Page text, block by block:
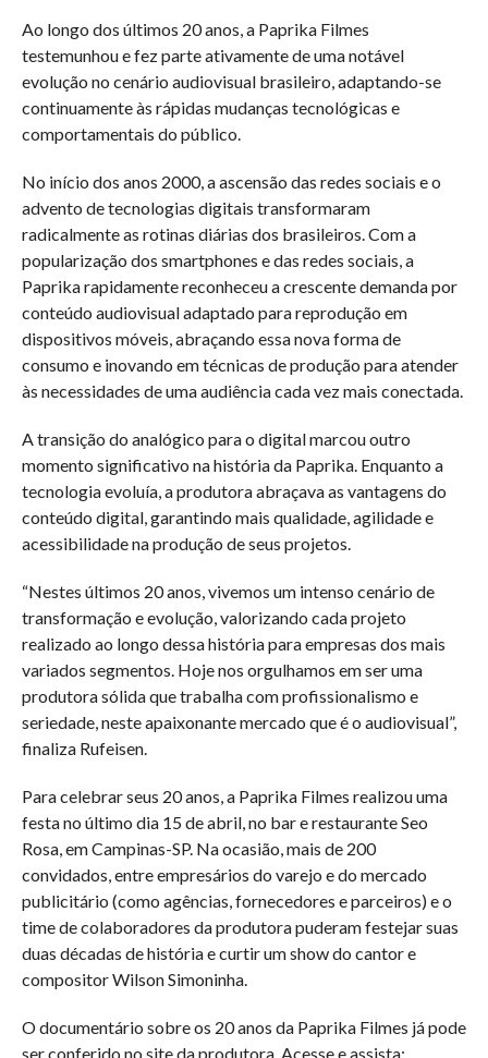
Ao longo dos últimos 20 anos, a Paprika Filmes
testemunhou e fez parte ativamente de uma notável
evolução no cenário audiovisual brasileiro, adaptando-se
continuamente às rápidas mudanças tecnológicas e
comportamentais do público.
No início dos anos 2000, a ascensão das redes sociais e o
advento de tecnologias digitais transformaram
radicalmente as rotinas diárias dos brasileiros. Com a
popularização dos smartphones e das redes sociais, a
Paprika rapidamente reconheceu a crescente demanda por
conteúdo audiovisual adaptado para reprodução em
dispositivos móveis, abraçando essa nova forma de
consumo e inovando em técnicas de produção para atender
às necessidades de uma audiência cada vez mais conectada.
A transição do analógico para o digital marcou outro
momento significativo na história da Paprika. Enquanto a
tecnologia evoluía, a produtora abraçava as vantagens do
conteúdo digital, garantindo mais qualidade, agilidade e
acessibilidade na produção de seus projetos.
“Nestes últimos 20 anos, vivemos um intenso cenário de
transformação e evolução, valorizando cada projeto
realizado ao longo dessa história para empresas dos mais
variados segmentos. Hoje nos orgulhamos em ser uma
produtora sólida que trabalha com profissionalismo e
seriedade, neste apaixonante mercado que é o audiovisual”,
finaliza Rufeisen.
Para celebrar seus 20 anos, a Paprika Filmes realizou uma
festa no último dia 15 de abril, no bar e restaurante Seo
Rosa, em Campinas-SP. Na ocasião, mais de 200
convidados, entre empresários do varejo e do mercado
publicitário (como agências, fornecedores e parceiros) e o
time de colaboradores da produtora puderam festejar suas
duas décadas de história e curtir um show do cantor e
compositor Wilson Simoninha.
O documentário sobre os 20 anos da Paprika Filmes já pode
ser conferido no site da produtora. Acesse e assista: